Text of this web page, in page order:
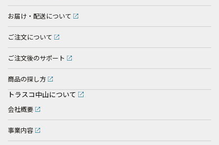
お届け・配送について
ご注文について
ご注文後のサポート
商品の探し方
トラスコ中山について
会社概要
事業内容